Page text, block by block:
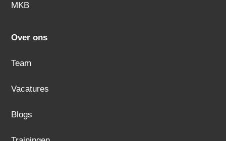
MKB
Over ons
Team
Vacatures
Blogs